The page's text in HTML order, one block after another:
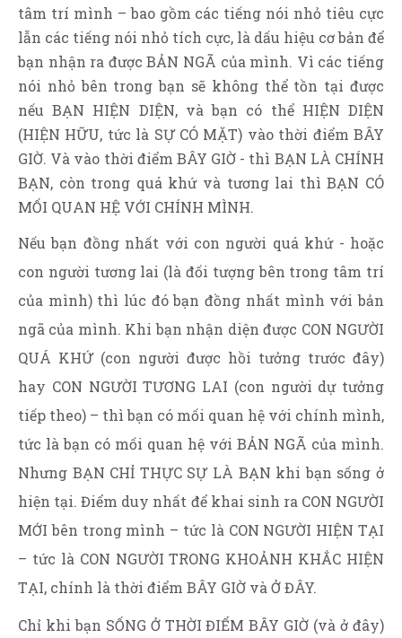
tâm trí mình – bao gồm các tiếng nói nhỏ tiêu cực
lẫn các tiếng nói nhỏ tích cực, là dấu hiệu cơ bản để
bạn nhận ra được BẢN NGÃ của mình. Vì các tiếng
nói nhỏ bên trong bạn sẽ không thể tồn tại được
nếu BẠN HIỆN DIỆN, và bạn có thể HIỆN DIỆN
(HIỆN HỮU, tức là SỰ CÓ MẶT) vào thời điểm BÂY
GIỜ. Và vào thời điểm BÂY GIỜ - thì BẠN LÀ CHÍNH
BẠN, còn trong quá khứ và tương lai thì BẠN CÓ
MỐI QUAN HỆ VỚI CHÍNH MÌNH.
Nếu bạn đồng nhất với con người quá khứ - hoặc
con người tương lai (là đối tượng bên trong tâm trí
của mình) thì lúc đó bạn đồng nhất mình với bản
ngã của mình. Khi bạn nhận diện được CON NGƯỜI
QUÁ KHỨ (con người được hồi tưởng trước đây)
hay CON NGƯỜI TƯƠNG LAI (con người dự tưởng
tiếp theo) – thì bạn có mối quan hệ với chính mình,
tức là bạn có mối quan hệ với BẢN NGÃ của mình.
Nhưng BẠN CHỈ THỰC SỰ LÀ BẠN khi bạn sống ở
hiện tại. Điểm duy nhất để khai sinh ra CON NGƯỜI
MỚI bên trong mình – tức là CON NGƯỜI HIỆN TẠI
– tức là CON NGƯỜI TRONG KHOẢNH KHẮC HIỆN
TẠI, chính là thời điểm BÂY GIỜ và Ở ĐÂY.
Chỉ khi bạn SỐNG Ở THỜI ĐIỂM BÂY GIỜ (và ở đây)